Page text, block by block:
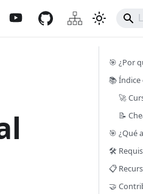
🎯 ¿Por
📚 Índice
🚀
📝
🎯 ¿Qué
🛠️
📋
🤝